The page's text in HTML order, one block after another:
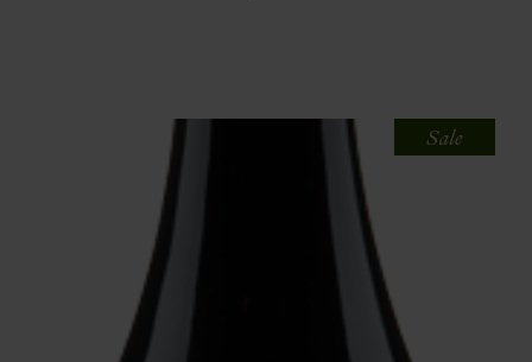
Sale